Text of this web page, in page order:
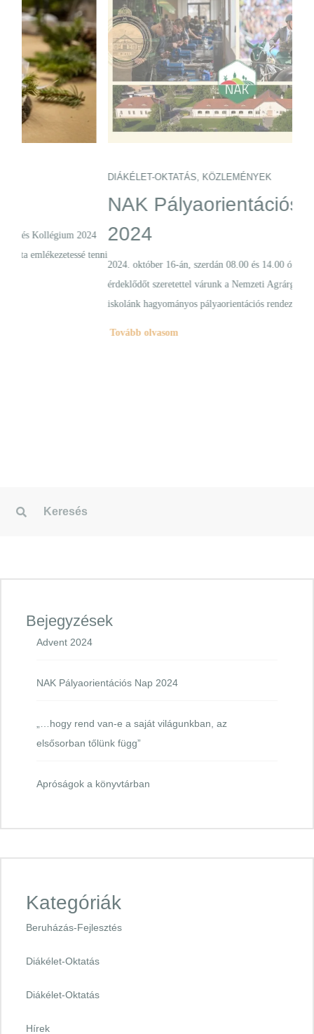
tenni
DIÁKÉLET-OKTATÁS,KÖZLEMÉNYEK
NAK Pályaorientációs Nap
2024
2024. október 16-án, szerdán 08.00 és 14.00 óra között minden
érdeklődőt szeretettel várunk a Nemzeti Agrárgazdasági Kamara és
iskolánk hagyományos pályaorientációs rendezvényén!
Bejegyzések
Advent 2024
NAK Pályaorientációs Nap 2024
„…hogy rend van-e a saját világunkban, az
elsősorban tőlünk függ”
Apróságok a könyvtárban
Kategóriák
Beruházás-Fejlesztés
Diákélet-Oktatás
Diákélet-Oktatás
Hírek